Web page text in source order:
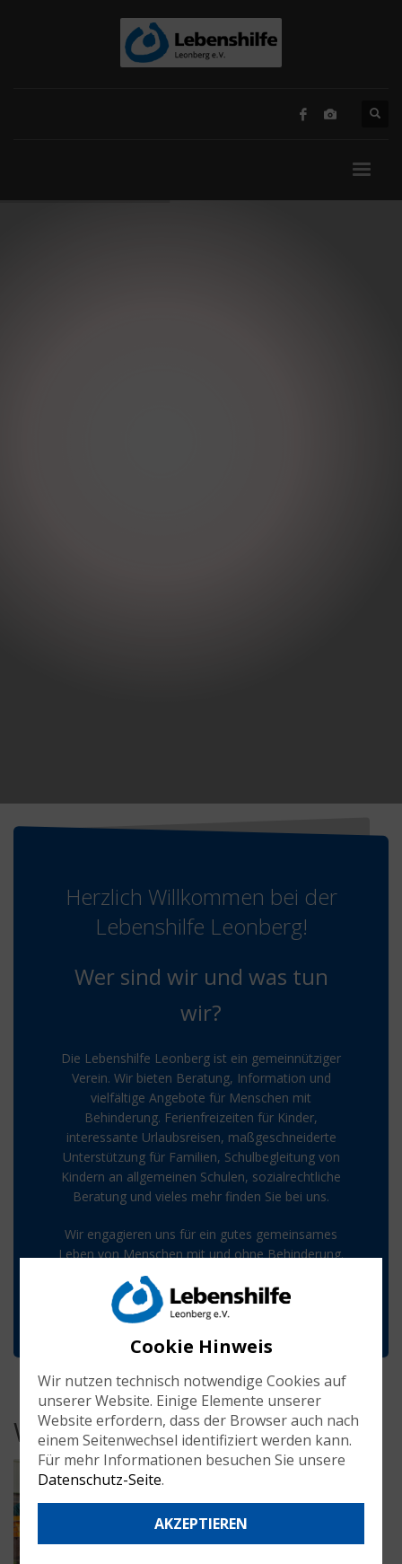
Herzlich Willkommen bei der
Lebenshilfe Leonberg!
Wer sind wir und was tun
wir?
Die Lebenshilfe Leonberg ist ein gemeinnütziger
Verein. Wir bieten Beratung, Information und
vielfältige Angebote für Menschen mit
Behinderung. Ferienfreizeiten für Kinder,
interessante Urlaubsreisen, maßgeschneiderte
Unterstützung für Familien, Schulbegleitung von
Kindern an allgemeinen Schulen, sozialrechtliche
Beratung und vieles mehr finden Sie bei uns.
Wir engagieren uns für ein gutes gemeinsames
Leben von Menschen mit und ohne Behinderung.
Dabei werden unsere Fachkräfte durch viele
ehrenamtliche Mitarbeiter unterstützt.
Wir suchen dich!
Cookie Hinweis
Wir nutzen technisch notwendige Cookies auf
unserer Website. Einige Elemente unserer
Website erfordern, dass der Browser auch nach
einem Seitenwechsel identifiziert werden kann.
Für mehr Informationen besuchen Sie unsere
Datenschutz-Seite.
AKZEPTIEREN